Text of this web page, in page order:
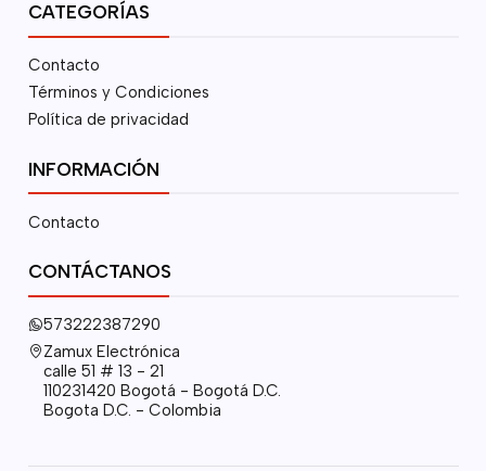
CATEGORÍAS
Contacto
Términos y Condiciones
Política de privacidad
INFORMACIÓN
Contacto
CONTÁCTANOS
573222387290
Zamux Electrónica
calle 51 # 13 - 21
110231420 Bogotá - Bogotá D.C.
Bogota D.C. - Colombia